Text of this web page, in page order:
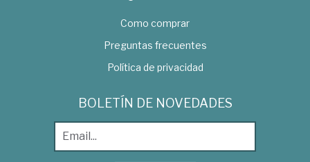
Como comprar
Preguntas frecuentes
Política de privacidad
BOLETÍN DE NOVEDADES